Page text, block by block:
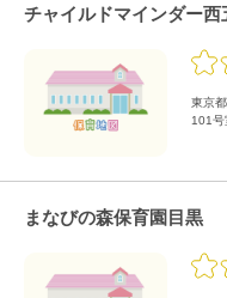
チャイルドマインダー西
東京
101号
まなびの森保育園目黒